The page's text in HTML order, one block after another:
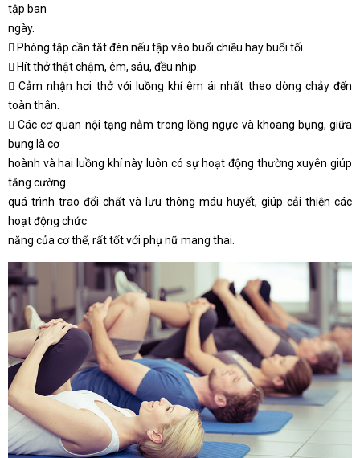
tập ban
ngày.
 Phòng tập cần tắt đèn nếu tập vào buổi chiều hay buổi tối.
 Hít thở thật chậm, êm, sâu, đều nhịp.
 Cảm nhận hơi thở với luồng khí êm ái nhất theo dòng chảy đến
toàn thân.
 Các cơ quan nội tạng nằm trong lồng ngực và khoang bụng, giữa
bụng là cơ
hoành và hai luồng khí này luôn có sự hoạt động thường xuyên giúp
tăng cường
quá trình trao đổi chất và lưu thông máu huyết, giúp cải thiện các
hoạt động chức
năng của cơ thể, rất tốt với phụ nữ mang thai.